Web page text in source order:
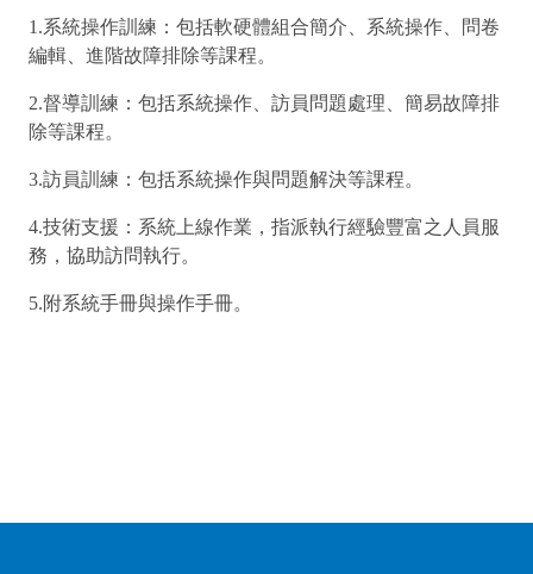
1.系統操作訓練：包括軟硬體組合簡介、系統操作、問卷
編輯、進階故障排除等課程。
2.督導訓練：包括系統操作、訪員問題處理、簡易故障排
除等課程。
3.訪員訓練：包括系統操作與問題解決等課程。
4.技術支援：系統上線作業，指派執行經驗豐富之人員服
務，協助訪問執行。
5.附系統手冊與操作手冊。